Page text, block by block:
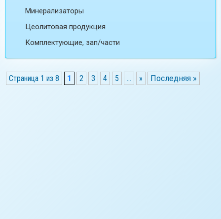
Минерализаторы
Цеолитовая продукция
Комплектующие, зап/части
Страница 1 из 8 1 2 3 4 5 ... » Последняя »